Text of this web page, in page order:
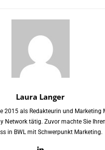
Laura Langer
2015 als Redakteurin und Marketing
Network tätig. Zuvor machte Sie
in BWL mit Schwerpunkt Marketing.